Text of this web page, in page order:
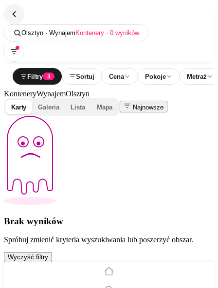
Olsztyn · Wynajem Kontenery · 0 wyników
Filtry 3 Sortuj Cena Pokoje Metraż
KonteneryWynajemOlsztyn
Karty Galeria Lista Mapa Najnowsze
Brak wyników
Spróbuj zmienić kryteria wyszukiwania lub poszerzyć obszar.
Wyczyść filtry